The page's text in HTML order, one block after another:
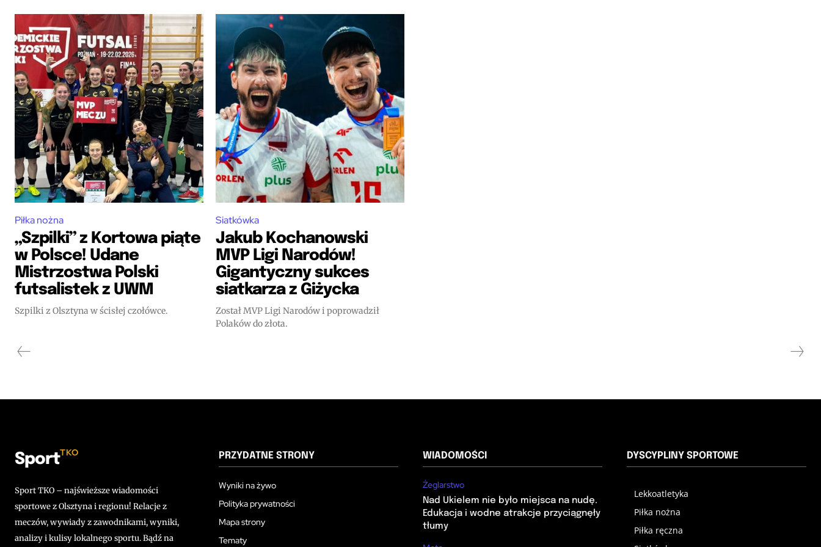
Piłka nożna
„Szpilki” z Kortowa piąte
w Polsce! Udane
Mistrzostwa Polski
futsalistek z UWM
Szpilki z Olsztyna w ścisłej czołówce.
Siatkówka
Jakub Kochanowski
MVP Ligi Narodów!
Gigantyczny sukces
siatkarza z Giżycka
Został MVP Ligi Narodów i poprowadził
Polaków do złota.
SportTKO
Sport TKO – najświeższe wiadomości
sportowe z Olsztyna i regionu! Relacje z
meczów, wywiady z zawodnikami, wyniki,
analizy i kulisy lokalnego sportu. Bądź na
PRZYDATNE STRONY
Wyniki na żywo
Polityka prywatności
Mapa strony
Tematy
WIADOMOŚCI
Żeglarstwo
Nad Ukielem nie było miejsca na nudę.
Edukacja i wodne atrakcje przyciągnęły
tłumy
DYSCYPLINY SPORTOWE
Lekkoatletyka
Piłka nożna
Piłka ręczna